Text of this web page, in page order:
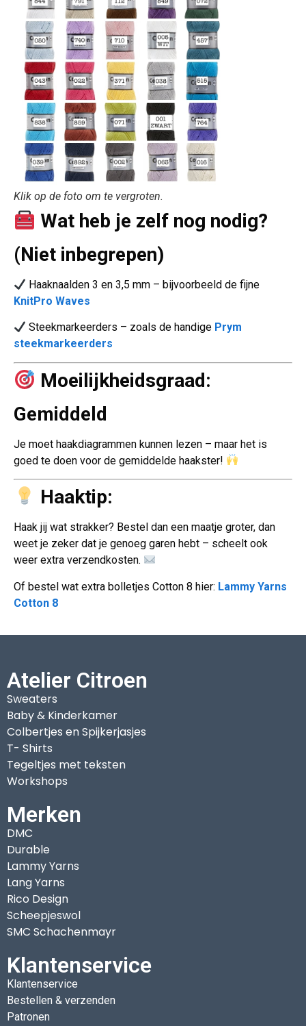
Klik op de foto om te vergroten.
Wat heb je zelf nog nodig?
(Niet inbegrepen)
Haaknaalden 3 en 3,5 mm – bijvoorbeeld de fijne
KnitPro Waves
Steekmarkeerders – zoals de handige Prym
steekmarkeerders
Moeilijkheidsgraad:
Gemiddeld
Je moet haakdiagrammen kunnen lezen – maar het is
goed te doen voor de gemiddelde haakster!
Haaktip:
Haak jij wat strakker? Bestel dan een maatje groter, dan
weet je zeker dat je genoeg garen hebt – scheelt ook
weer extra verzendkosten.
Of bestel wat extra bolletjes Cotton 8 hier: Lammy Yarns
Cotton 8
Atelier Citroen
Sweaters
Baby & Kinderkamer
Colbertjes en Spijkerjasjes
T- Shirts
Tegeltjes met teksten
Workshops
Merken
DMC
Durable
Lammy Yarns
Lang Yarns
Rico Design
Scheepjeswol
SMC Schachenmayr
Klantenservice
Klantenservice
Bestellen & verzenden
Patronen